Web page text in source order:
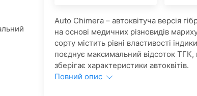
Auto Chimera – автоквітуча версія
на основі медичних різновидів
сорту містить рівні властивості
поєднує максимальний відсоток
зберігає характеристики автоквітів.
Повний опис